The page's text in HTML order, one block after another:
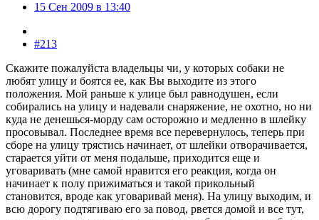
15 Сен 2009 в 13:40
#213
Скажите пожалуйста владельцы чи, у которых собаки не
любят улицу и боятся ее, как Вы выходите из этого
положения. Мой раньше к улице был равнодушен, если
собирались на улицу и надевали снаряжение, не охотно, но ни
куда не денешься-морду сам осторожно и медленно в шлейку
просовывал. Последнее время все перевернулось, теперь при
сборе на улицу трястись начинает, от шлейки отворачивается,
старается уйти от меня подальше, приходится еще и
уговаривать (мне самой нравится его реакция, когда он
начинает к полу прижиматься и такой прикольный
становится, вроде как уговаривай меня). На улицу выходим, и
всю дорогу подтягиваю его за повод, рвется домой и все тут,